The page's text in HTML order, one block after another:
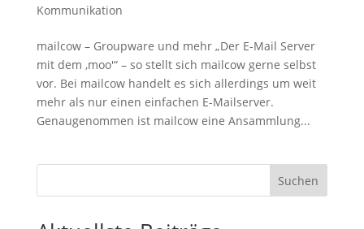
Kommunikation
mailcow – Groupware und mehr „Der E-Mail Server
mit dem ‚moo'“ – so stellt sich mailcow gerne selbst
vor. Bei mailcow handelt es sich allerdings um weit
mehr als nur einen einfachen E-Mailserver.
Genaugenommen ist mailcow eine Ansammlung...
Suchen